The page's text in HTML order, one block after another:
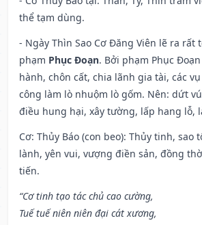
thể tạm dùng.
- Ngày Thìn Sao Cơ Đăng Viên lẽ ra rất
phạm Phục Đoạn. Bởi phạm Phục
hành, chôn cất, chia lãnh gia tài, các
công làm lò nhuộm lò gốm. Nên: dứt
điều hung hại, xây tường, lấp hang lỗ,
Cơ: Thủy Báo (con beo): Thủy tinh, sao
lành, yên vui, vượng điền sản, đồng
tiến.
“Cơ tinh tạo tác chủ cao cường,
Tuế tuế niên niên đại cát xương,